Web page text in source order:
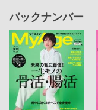
バックナンバー